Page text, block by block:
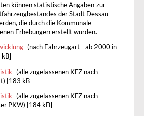
können statistische Angaben zur
der Stadt Dessau-
die durch die Kommunale
Erhebungen erstellt wurden.
(nach Fahrzeugart - ab 2000 in
(alle zugelassenen KFZ nach
[183 kB]
(alle zugelassenen KFZ nach
PKW) [184 kB]